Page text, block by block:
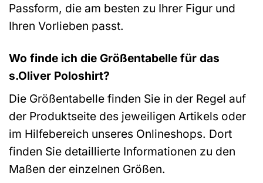
Passform, die am besten zu Ihrer Figur und
Ihren Vorlieben passt.
Wo finde ich die Größentabelle für das
s.Oliver Poloshirt?
Die Größentabelle finden Sie in der Regel auf
der Produktseite des jeweiligen Artikels oder
im Hilfebereich unseres Onlineshops. Dort
finden Sie detaillierte Informationen zu den
Maßen der einzelnen Größen.